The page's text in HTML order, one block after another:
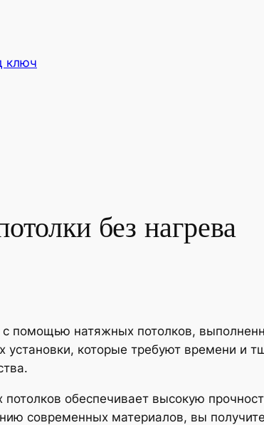
ключ
без нагрева
помощью натяжных потолков,
установки, которые требуют времени и
обеспечивает высокую
современных материалов, вы